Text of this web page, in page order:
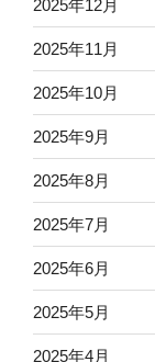
2025年12月
2025年11月
2025年10月
2025年9月
2025年8月
2025年7月
2025年6月
2025年5月
2025年4月